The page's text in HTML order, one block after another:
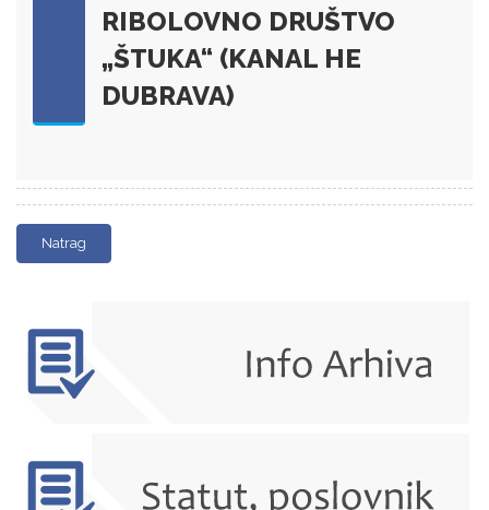
RIBOLOVNO DRUŠTVO
„ŠTUKA“ (KANAL HE
DUBRAVA)
Natrag